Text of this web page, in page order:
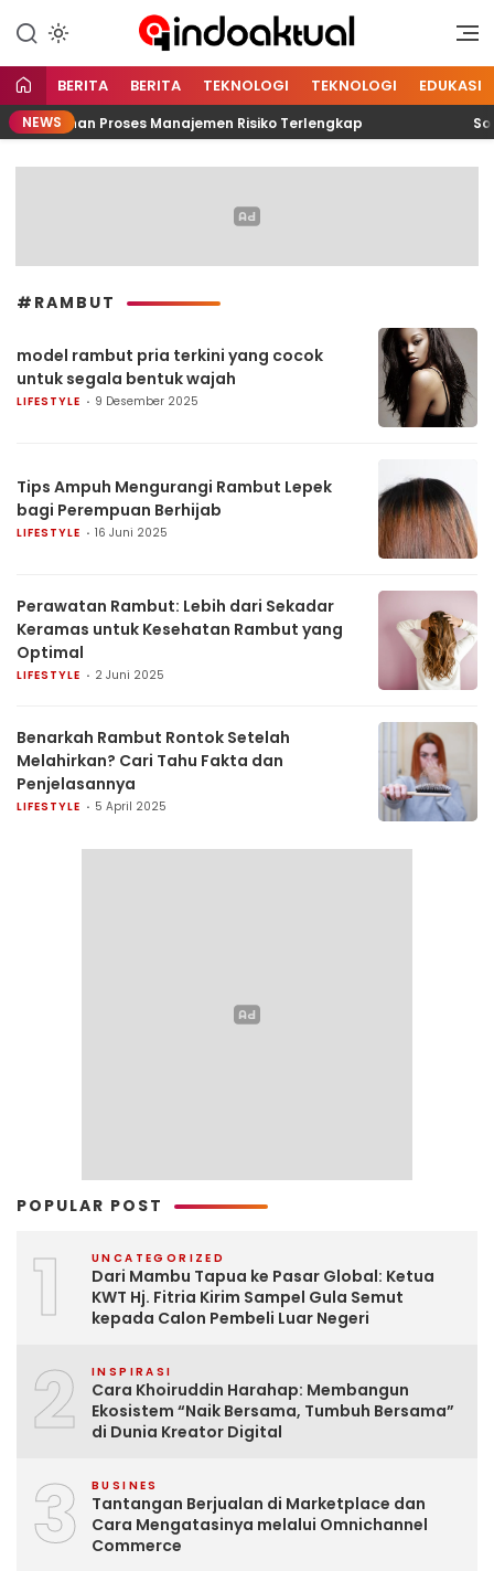
Indoaktual
Indonesia Aktual
BERITA BERITA TEKNOLOGI TEKNOLOGI EDUKASI
NEWS Proses Manajemen Risiko Terlengkap
#RAMBUT
model rambut pria terkini yang cocok
untuk segala bentuk wajah
LIFESTYLE 9 Desember 2025
Tips Ampuh Mengurangi Rambut Lepek
bagi Perempuan Berhijab
LIFESTYLE 16 Juni 2025
Perawatan Rambut: Lebih dari Sekadar
Keramas untuk Kesehatan Rambut yang
Optimal
LIFESTYLE 2 Juni 2025
Benarkah Rambut Rontok Setelah
Melahirkan? Cari Tahu Fakta dan
Penjelasannya
LIFESTYLE 5 April 2025
POPULAR POST
1 UNCATEGORIZED
Dari Mambu Tapua ke Pasar Global: Ketua
KWT Hj. Fitria Kirim Sampel Gula Semut
kepada Calon Pembeli Luar Negeri
2 INSPIRASI
Cara Khoiruddin Harahap: Membangun
Ekosistem “Naik Bersama, Tumbuh Bersama”
di Dunia Kreator Digital
3 BUSINES
Tantangan Berjualan di Marketplace dan
Cara Mengatasinya melalui Omnichannel
Commerce